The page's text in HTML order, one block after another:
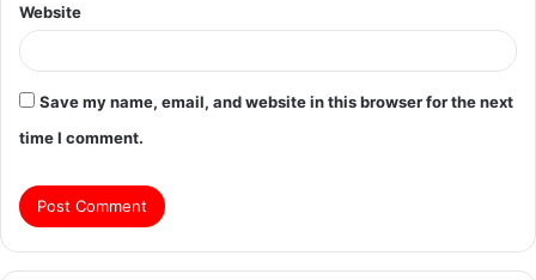
Website
Save my name, email, and website in this browser for the next
time I comment.